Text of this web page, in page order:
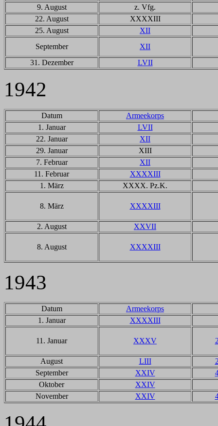
9. August
z. Vfg.
22. August
XXXXIII
25. August
XII
September
XII
31. Dezember
LVII
1942
Datum
Armeekorps
1. Januar
LVII
22. Januar
XII
29. Januar
XIII
7. Februar
XII
11. Februar
XXXXIII
1. März
XXXX. Pz.K.
8. März XXXXIII
2. August XXVII
8. August XXXXIII
1943
Datum
Armeekorps
1. Januar
XXXXIII
11. Januar XXXV
August LIII
September
XXIV
Oktober
XXIV
November
XXIV